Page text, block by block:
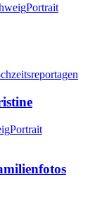
Portrait
Portrait